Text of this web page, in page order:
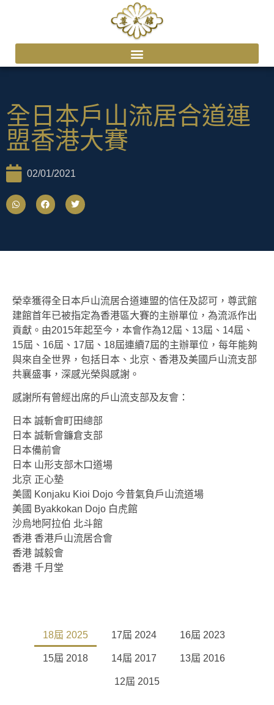
全日本戶山流居合道連
盟香港大賽
02/01/2021
榮幸獲得全日本戶山流居合道連盟的信任及認可，尊武館
建館首年已被指定為香港區大賽的主辦單位，為流派作出
貢獻。由2015年起至今，本會作為12屆、13屆、14屆、
15屆、16屆 、17屆 、18屆連續7屆的主辦單位，每年能夠
與來自全世界，包括日本、北京、香港及美國戶山流支部
共襄盛事，深感光榮與感謝。
感謝所有曾經出席的戶山流支部及友會：
日本 誠斬會町田總部
日本 誠斬會鐮倉支部
日本備前會
日本 山形支部木口道場
北京 正心墊
美國 Konjaku Kioi Dojo 今昔氣負戶山流道場
美國 Byakkokan Dojo 白虎館
沙烏地阿拉伯 北斗館
香港 香港戶山流居合會
香港 誠毅會
香港 千月堂
18屆 2025 17屆 2024 16屆 2023
15屆 2018 14屆 2017 13屆 2016
12屆 2015